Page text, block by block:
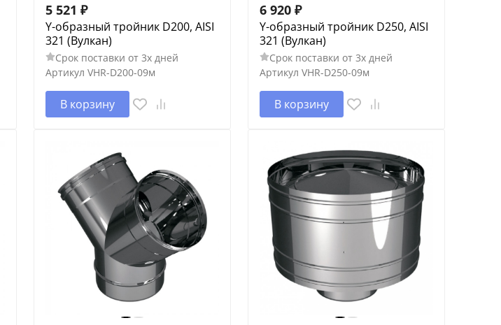
5 521 ₽
Y-образный тройник D200, AISI
321 (Вулкан)
Срок поставки от 3х дней
Артикул VHR-D200-09м
В корзину
6 920 ₽
Y-образный тройник D250, AISI
321 (Вулкан)
Срок поставки от 3х дней
Артикул VHR-D250-09м
В корзину